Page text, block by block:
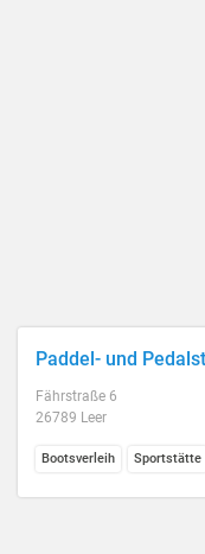
Paddel- und
Fährstraße 6
26789 Leer
Bootsverleih Sportstätte